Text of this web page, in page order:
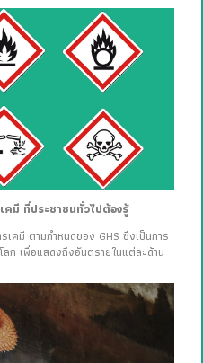
มี ที่ประชาชนทั่วไปต้องรู้
มี ตามกำหนดของ GHS ซึ่งเป็นการ
ลก เพื่อแสดงถึงอันตรายในแต่ละด้าน